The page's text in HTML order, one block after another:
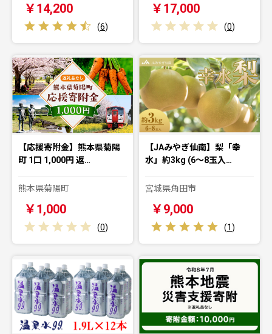
￥14,200
(6)
￥17,000
(0)
【応援寄附金】熊本県菊陽
町 1口 1,000円 返…
熊本県菊陽町
￥1,000
(0)
【JAみやぎ仙南】梨「幸
水」約3kg (6～8玉入…
宮城県角田市
￥9,000
(1)